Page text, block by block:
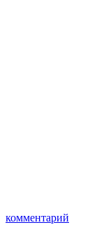
комментарий